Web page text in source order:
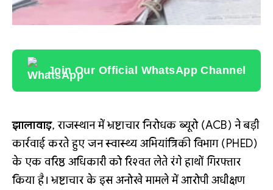
Join Our Official WhatsApp Channel
झालावाड़, राजस्थान में भ्रष्टाचार निरोधक ब्यूरो (ACB) ने बड़ी
कार्रवाई करते हुए जन स्वास्थ्य अभियांत्रिकी विभाग (PHED)
के एक वरिष्ठ अधिकारी को रिश्वत लेते रंगे हाथों गिरफ्तार
किया है। भ्रष्टाचार के इस अनोखे मामले में आरोपी अधीक्षण